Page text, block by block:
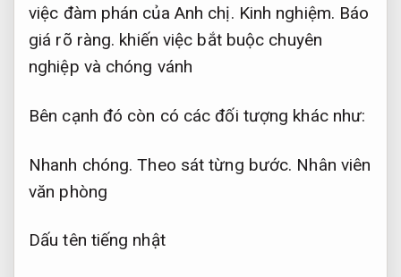
việc đàm phán của Anh chị. Kinh nghiệm. Báo
giá rõ ràng. khiến việc bắt buộc chuyên
nghiệp và chóng vánh
Bên cạnh đó còn có các đối tượng khác như:
Nhanh chóng. Theo sát từng bước. Nhân viên
văn phòng
Dấu tên tiếng nhật